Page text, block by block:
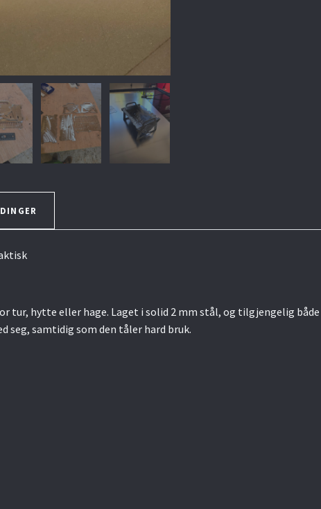
tur, hytte eller hage. Laget i solid 2 mm stål, og tilgjengelig
seg, samtidig som den tåler hard bruk.